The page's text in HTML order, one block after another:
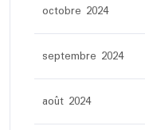
octobre 2024
septembre 2024
août 2024